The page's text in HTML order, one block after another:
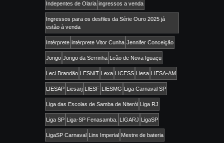
Indepentes de Olaria ingressos a venda
Ingressos para os desfiles da Série Ouro 2025 já
estão à venda
Intérprete intérprete Vitor Cunha Jennifer Conceição
Jongo Jongo da Serrinha Leão de Nova Iguaçu
Leci Brandão LESNIT Lexa LICESS Liesa LIESA-AM
LIESAP Liesarj LIESF LIESMG Liga Carnaval SP
Liga das Escolas de Samba de Niterói Liga RJ
Liga SP Liga-SP Fenasamba. LIGARJ LigaSP
LigaSP Carnaval Lins Imperial Mestre de bateria